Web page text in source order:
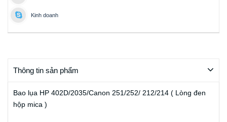
Kinh doanh
Thông tin sản phẩm
Bao lụa HP 402D/2035/Canon 251/252/ 212/214 ( Lòng đen
hộp mica )